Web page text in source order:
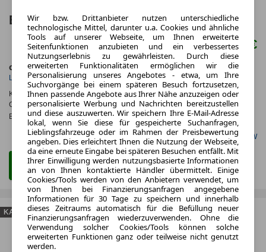
BMW 5er Touring Diesel 303 PS
96.850 €
ca. 223 kW (303 PS)
Leistung
Diesel
Kraftstoff
Kraftstoffverbr.¹: ca. 6,2 l/100km(komb.)
CO
-Emissionen*:ca. 162 g/km(komb.)
Effizienzklasse: F
Gefunden auf BMW
Zum Kauf Angebot
KAUFEN
Wir bzw. Drittanbieter nutzen unterschiedliche
technologische Mittel, darunter u.a. Cookies und ähnliche
Tools auf unserer Webseite, um Ihnen erweiterte
Seitenfunktionen anzubieten und ein verbessertes
Nutzungserlebnis zu gewährleisten. Durch diese
erweiterten Funktionalitäten ermöglichen wir die
Personalisierung unseres Angebotes - etwa, um Ihre
Suchvorgänge bei einem späteren Besuch fortzusetzen,
Ihnen passende Angebote aus Ihrer Nähe anzuzeigen oder
personalisierte Werbung und Nachrichten bereitzustellen
und diese auszuwerten. Wir speichern Ihre E-Mail-Adresse
lokal, wenn Sie diese für gespeicherte Suchanfragen,
Lieblingsfahrzeuge oder im Rahmen der Preisbewertung
angeben. Dies erleichtert Ihnen die Nutzung der Webseite,
da eine erneute Eingabe bei späteren Besuchen entfällt. Mit
Ihrer Einwilligung werden nutzungsbasierte Informationen
an von Ihnen kontaktierte Händler übermittelt. Einige
Cookies/Tools werden von den Anbietern verwendet, um
von Ihnen bei Finanzierungsanfragen angegebene
Informationen für 30 Tage zu speichern und innerhalb
dieses Zeitraums automatisch für die Befüllung neuer
Finanzierungsanfragen wiederzuverwenden. Ohne die
Verwendung solcher Cookies/Tools können solche
erweiterten Funktionen ganz oder teilweise nicht genutzt
werden.